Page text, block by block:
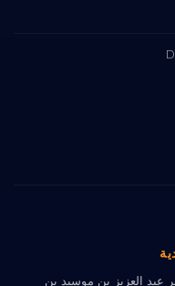
رقم 22 شارع الأمير عبد العزيز بن موسيد بن